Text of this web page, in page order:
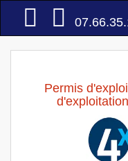
Accueil
Permis